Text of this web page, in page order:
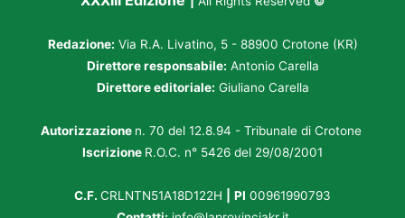
Redazione: Via R.A. Livatino, 5 - 88900 Crotone (KR)
Direttore responsabile: Antonio Carella
Direttore editoriale: Giuliano Carella
Autorizzazione n. 70 del 12.8.94 - Tribunale di Crotone
Iscrizione R.O.C. n° 5426 del 29/08/2001
C.F. CRLNTN51A18D122H PI 00961990793